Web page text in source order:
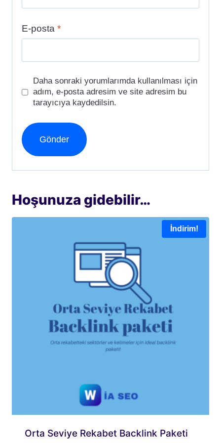
E-posta *
Daha sonraki yorumlarımda kullanılması için
adım, e-posta adresim ve site adresim bu
tarayıcıya kaydedilsin.
Hoşunuza gidebilir…
İndirim!
Orta Seviye Rekabet Backlink Paketi